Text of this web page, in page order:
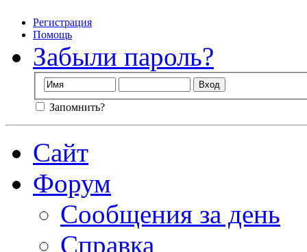
Регистрация
Помощь
Забыли пароль?
Запомнить?
Сайт
Форум
Сообщения за день
Справка